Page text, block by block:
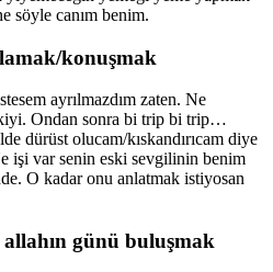
söyle canım benim.
konuşmak
ayrılmazdım zaten. Ne
Ondan sonra bi trip bi trip…
dürüst olucam/kıskandırıcam diye
işi var senin eski sevgilinin benim
O kadar onu anlatmak istiyosan
günü buluşmak